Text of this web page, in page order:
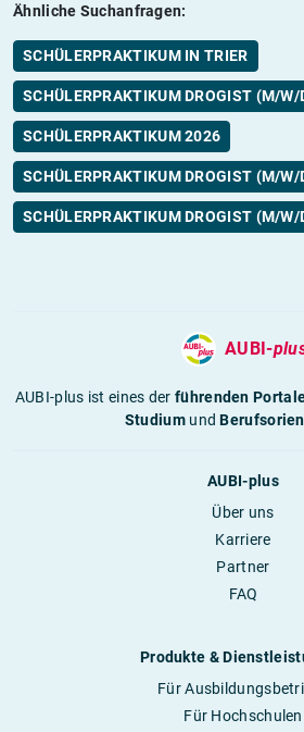
Ähnliche Suchanfragen:
SCHÜLERPRAKTIKUM IN TRIER
SCHÜLERPRAKTIKUM DROGIST (M/W/
SCHÜLERPRAKTIKUM 2026
SCHÜLERPRAKTIKUM DROGIST (M/
SCHÜLERPRAKTIKUM DROGIST (M/W/
AUBI-
AUBI-plus ist eines derführenden
Studiumund
AUBI-plus
Über uns
Karriere
Partner
FAQ
Produkte &
Für
Für Hochschulen